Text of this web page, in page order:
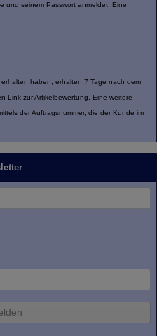
und seinem Passwort anmeldet. Eine
haben, erhalten 7 Tage nach dem
Link zur Artikelbewertung. Eine weitere
der Auftragsnummer, die der Kunde im